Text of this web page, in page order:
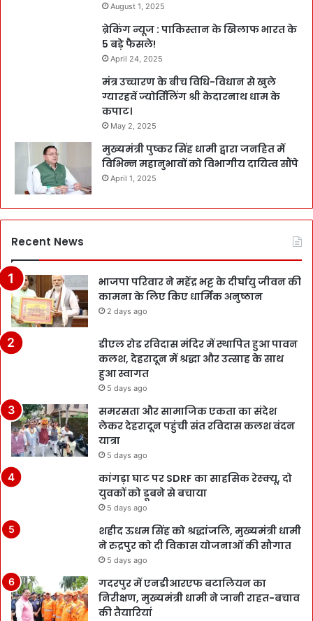
August 1, 2025
ब्रेकिंग न्यूज : पाकिस्तान के खिलाफ भारत के
5 बड़े फैसले!
April 24, 2025
मंत्र उच्चारण के बीच विधि-विधान से खुले
ग्यारहवें ज्योर्तिलिंग श्री केदारनाथ धाम के
कपाट।
May 2, 2025
मुख्यमंत्री पुष्कर सिंह धामी द्वारा जनहित में
विभिन्न महानुभावों को विभागीय दायित्व सौंपे
April 1, 2025
Recent News
भाजपा परिवार ने महेंद्र भट्ट के दीर्घायु जीवन की
कामना के लिए किए धार्मिक अनुष्ठान
2 days ago
डीएल रोड रविदास मंदिर में स्थापित हुआ पावन
कलश, देहरादून में श्रद्धा और उत्साह के साथ
हुआ स्वागत
5 days ago
समरसता और सामाजिक एकता का संदेश
लेकर देहरादून पहुंची संत रविदास कलश वंदन
यात्रा
5 days ago
कांगड़ा घाट पर SDRF का साहसिक रेस्क्यू, दो
युवकों को डूबने से बचाया
5 days ago
शहीद ऊधम सिंह को श्रद्धांजलि, मुख्यमंत्री धामी
ने रुद्रपुर को दी विकास योजनाओं की सौगात
5 days ago
गदरपुर में एनडीआरएफ बटालियन का
निरीक्षण, मुख्यमंत्री धामी ने जानी राहत-बचाव
की तैयारियां